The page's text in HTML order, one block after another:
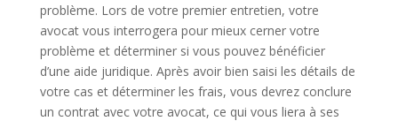
problème. Lors de votre premier entretien, votre
avocat vous interrogera pour mieux cerner votre
problème et déterminer si vous pouvez bénéficier
d’une aide juridique. Après avoir bien saisi les détails de
votre cas et déterminer les frais, vous devrez conclure
un contrat avec votre avocat, ce qui vous liera à ses